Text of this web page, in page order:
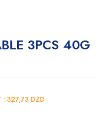
3PCS 40G
: 327,73 DZD